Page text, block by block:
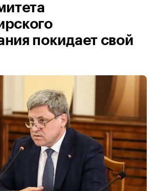
покидает свой